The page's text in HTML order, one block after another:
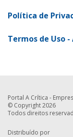
Política de
Termos de Uso
Portal A Crítica -
© Copyright 2026
Todos direitos
Distribuído por